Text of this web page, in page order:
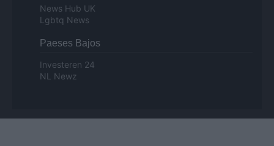
News Hub UK
Lgbtq News
Paeses Bajos
Investeren 24
NL Newz